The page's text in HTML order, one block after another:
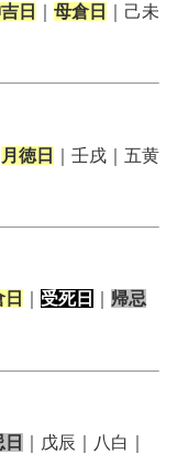
日 母倉日
｜己未
月徳日
｜壬戌｜五黄
受死日
帰忌
日
｜戊辰｜八白｜